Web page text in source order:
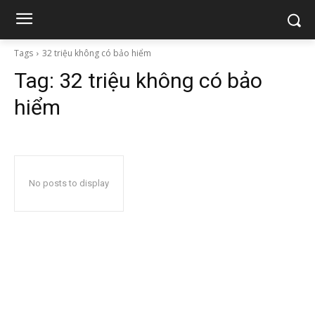
Tags 32 triệu không có bảo hiểm
Tag: 32 triệu không có bảo
hiểm
No posts to display